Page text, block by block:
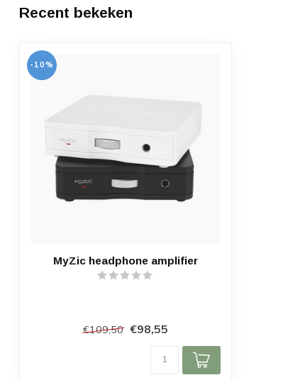
Recent bekeken
-10%
MyZic headphone amplifier
€109,50 €98,55